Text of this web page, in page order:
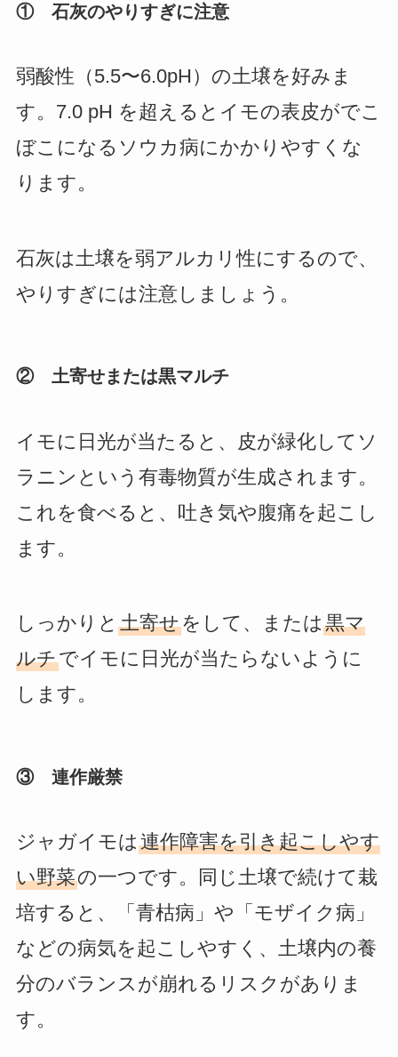
① 石灰のやりすぎに注意
弱酸性（5.5〜6.0pH）の土壌を好みま
す。7.0 pH を超えるとイモの表皮がでこ
ぼこになるソウカ病にかかりやすくな
ります。
石灰は土壌を弱アルカリ性にするので、
やりすぎには注意しましょう。
② 土寄せまたは黒マルチ
イモに日光が当たると、皮が緑化してソ
ラニンという有毒物質が生成されます。
これを食べると、吐き気や腹痛を起こし
ます。
しっかりと 土寄せをして、または黒マ
ルチでイモに日光が当たらないように
します。
③ 連作厳禁
ジャガイモは連作障害を引き起こしやす
い野菜の一つです。同じ土壌で続けて栽
培すると、「青枯病」や「モザイク病」
などの病気を起こしやすく、土壌内の養
分のバランスが崩れるリスクがありま
す。